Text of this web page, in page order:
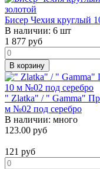
Бисер Чехия круглый
В наличии: 6 шт
1 877 руб
В корзину
" Zlatka" / " Gamma"
м №02 под серебро
В наличии: много
123.00 руб
121 руб